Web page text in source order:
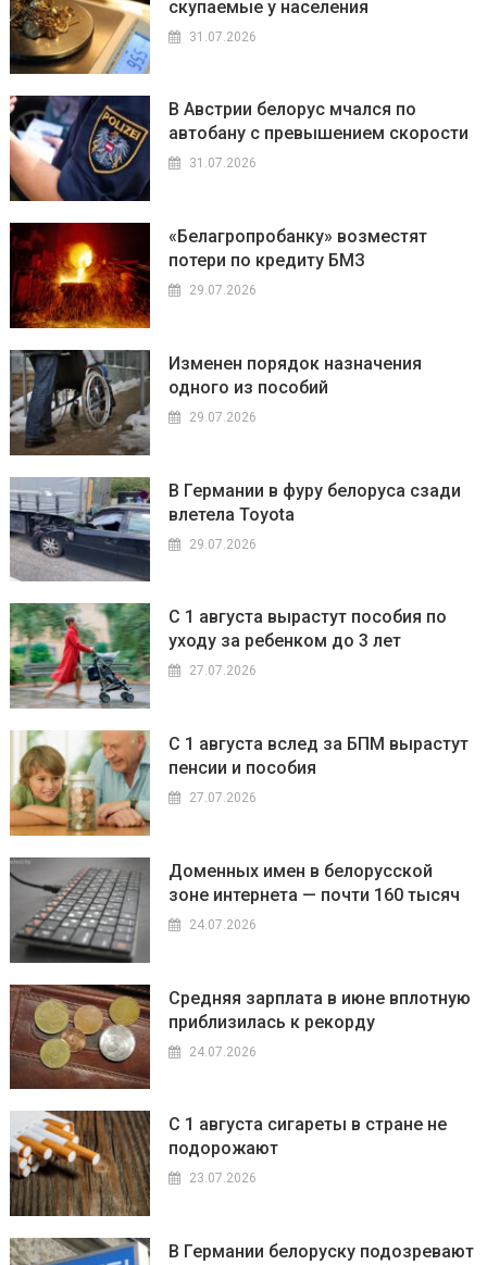
скупаемые у населения
31.07.2026
В Австрии белорус мчался по
автобану с превышением скорости
31.07.2026
«Белагропробанку» возместят
потери по кредиту БМЗ
29.07.2026
Изменен порядок назначения
одного из пособий
29.07.2026
В Германии в фуру белоруса сзади
влетела Toyota
29.07.2026
С 1 августа вырастут пособия по
уходу за ребенком до 3 лет
27.07.2026
С 1 августа вслед за БПМ вырастут
пенсии и пособия
27.07.2026
Доменных имен в белорусской
зоне интернета — почти 160 тысяч
24.07.2026
Средняя зарплата в июне вплотную
приблизилась к рекорду
24.07.2026
С 1 августа сигареты в стране не
подорожают
23.07.2026
В Германии белоруску подозревают